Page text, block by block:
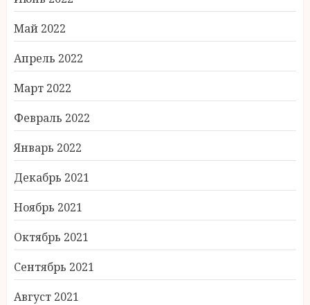
Май 2022
Апрель 2022
Март 2022
Февраль 2022
Январь 2022
Декабрь 2021
Ноябрь 2021
Октябрь 2021
Сентябрь 2021
Август 2021